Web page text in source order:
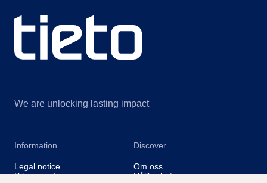
We are unlocking lasting impact
Information
Legal notice
Privacy notice
Discover
Om oss
Hållbarhet